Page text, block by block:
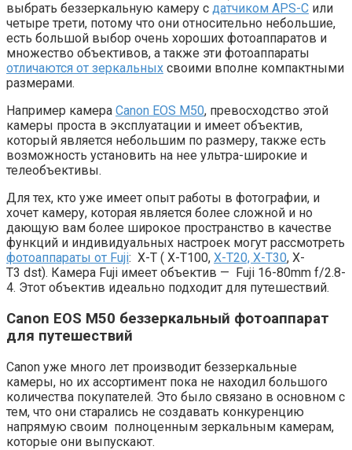
выбрать беззеркальную камеру с датчиком APS-C или
четыре трети, потому что они относительно небольшие,
есть большой выбор очень хороших фотоаппаратов и
множество объективов, а также эти фотоаппараты
отличаются от зеркальных своими вполне компактными
размерами.
Например камера Canon EOS M50, превосходство этой
камеры проста в эксплуатации и имеет объектив,
который является небольшим по размеру, также есть
возможность установить на нее ультра-широкие и
телеобъективы.
Для тех, кто уже имеет опыт работы в фотографии, и
хочет камеру, которая является более сложной и но
дающую вам более широкое пространство в качестве
функций и индивидуальных настроек могут рассмотреть
фотоаппараты от Fuji: X-T ( X-T100, X-T20, X-T30, X-
T3 dst). Камера Fuji имеет объектив — Fuji 16-80mm f/2.8-
4. Этот объектив идеально подходит для путешествий.
Canon EOS M50 беззеркальный фотоаппарат
для путешествий
Canon уже много лет производит беззеркальные
камеры, но их ассортимент пока не находил большого
количества покупателей. Это было связано в основном с
тем, что они старались не создавать конкуренцию
напрямую своим полноценным зеркальным камерам,
которые они выпускают.